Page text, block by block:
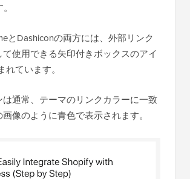
とDashiconの両方には、外部リンク
使用できる矢印付きボックスのアイ
れています。
は通常、テーマのリンクカラーに一致
像のように青色で表示されます。